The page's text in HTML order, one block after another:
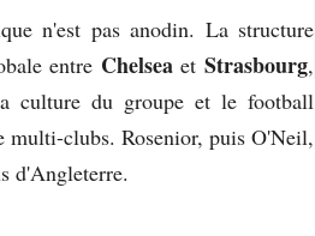
n'est pas anodin. La structure
entre ChelseaetStrasbourg,
culture du groupe et le football
multi-clubs. Rosenior, puis O'Neil,
d'Angleterre.